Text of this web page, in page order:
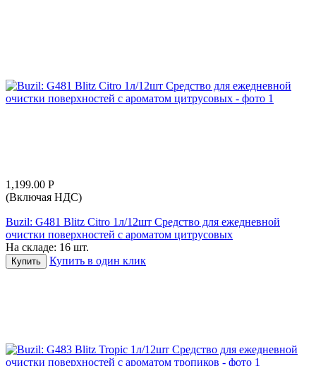
1,199.00 Р
(Включая НДС)
Buzil: G481 Blitz Citro 1л/12шт Средство для ежедневной
очистки поверхностей с ароматом цитрусовых
На складе: 16 шт.
Купить Купить в один клик